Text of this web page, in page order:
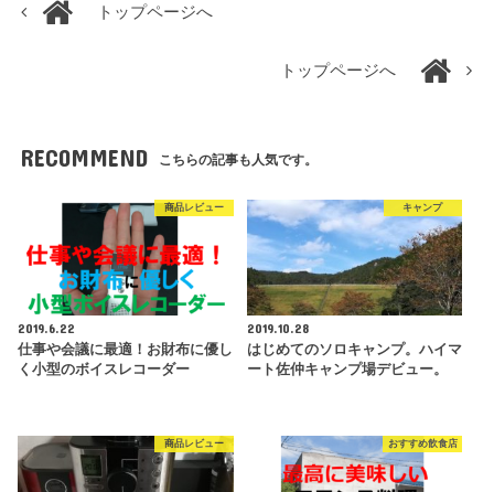
トップページへ
トップページへ
RECOMMEND こちらの記事も人気です。
商品レビュー
2019.6.22
仕事や会議に最適！お財布に優し
く小型のボイスレコーダー
キャンプ
2019.10.28
はじめてのソロキャンプ。ハイマ
ート佐仲キャンプ場デビュー。
商品レビュー おすすめ飲食店